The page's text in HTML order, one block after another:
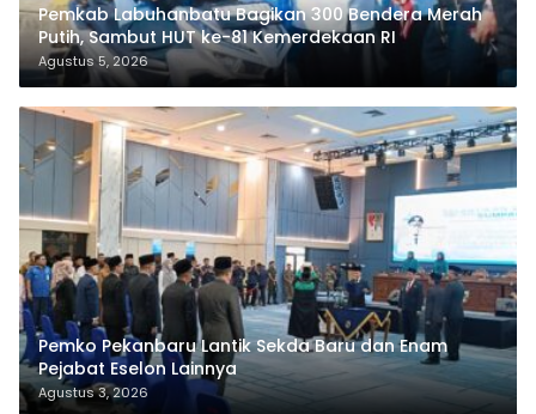
Pemkab Labuhanbatu Bagikan 300 Bendera Merah
Putih, Sambut HUT ke-81 Kemerdekaan RI
Agustus 5, 2026
Pemko Pekanbaru Lantik Sekda Baru dan Enam
Pejabat Eselon Lainnya
Agustus 3, 2026